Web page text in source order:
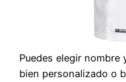
Puedes elegir nombre
bien personalizado o